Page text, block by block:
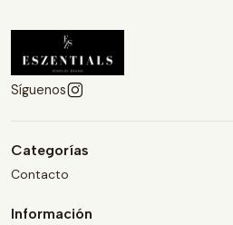
Síguenos
Categorías
Contacto
Información